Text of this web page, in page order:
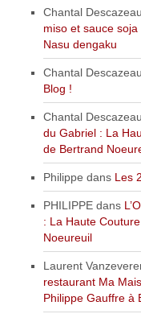
Chantal
miso et sauce
Nasu dengaku
Chantal
Blog !
Chantal
du Gabriel : La
de Bertrand
Philippe dans Les
PHILIPPE dans
: La Haute
Noeureuil
Laurent
restaurant Ma
Philippe Gauffre à